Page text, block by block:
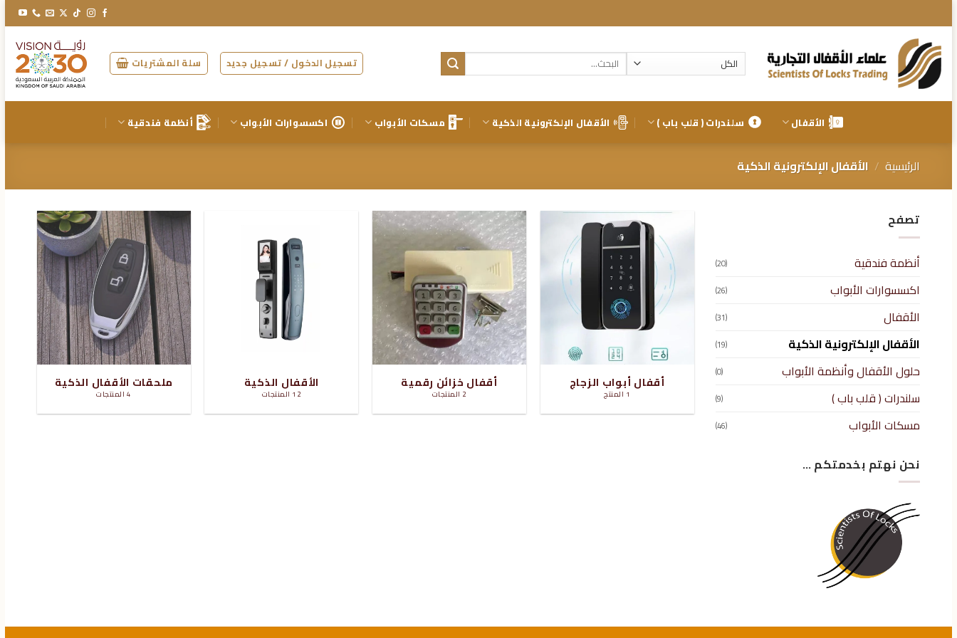
للمحتوى
البحث
عن:
تسجيل الدخول / تسجيل جديد سلة المشتريات
الأقفال سلندرات ( قلب باب ) الأقفال الإلكترونية الذكية مسكات الأبواب اكسسوارات الأبواب أنظمة فندقية
الرئيسية / الأقفال الإلكترونية الذكية
تصفح
أنظمة فندقية (20)
اكسسوارات الأبواب (26)
الأقفال (31)
الأقفال الإلكترونية الذكية (19)
حلول الأقفال وأنظمة الأبواب (0)
سلندرات ( قلب باب ) (9)
مسكات الأبواب (46)
نحن نهتم بخدمتكم …
أقفال أبواب الزجاج
1 المنتج
أقفال خزائن رقمية
2 المنتجات
الأقفال الذكية
12 المنتجات
ملحقات الأقفال الذكية
4 المنتجات